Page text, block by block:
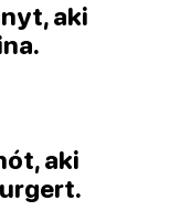
aki
aki